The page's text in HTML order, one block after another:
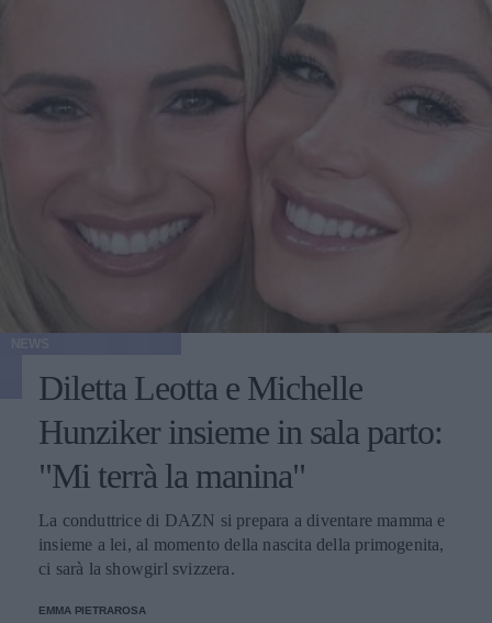
Diletta Leotta e Michelle
Hunziker insieme in sala parto:
"Mi terrà la manina"
La conduttrice di DAZN si prepara a diventare mamma e
insieme a lei, al momento della nascita della primogenita,
ci sarà la showgirl svizzera.
EMMA PIETRAROSA